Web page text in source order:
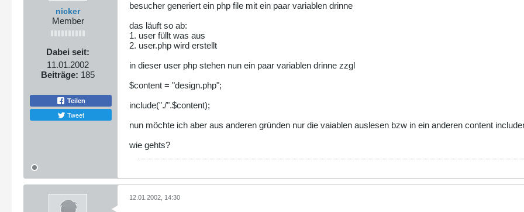
nicker
Member
Dabei seit:
11.01.2002
Beiträge: 185
Teilen
Tweet
besucher generiert ein php file mit ein paar variablen drinne
das läuft so ab:
1. user füllt was aus
2. user.php wird erstellt
in dieser user php stehen nun ein paar variablen drinne zzgl
$content = "design.php";
include("./".$content);
nun möchte ich aber aus anderen gründen nur die vaiablen auslesen bzw in ein anderen content
wie gehts?
12.01.2002, 14:30